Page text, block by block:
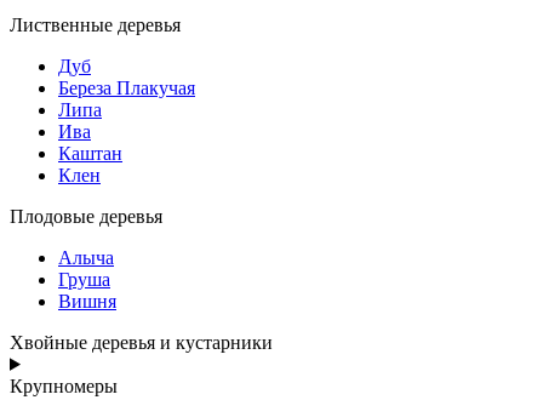
Лиственные деревья
Дуб
Береза Плакучая
Липа
Ива
Каштан
Клен
Плодовые деревья
Алыча
Груша
Вишня
Хвойные деревья и кустарники
Крупномеры